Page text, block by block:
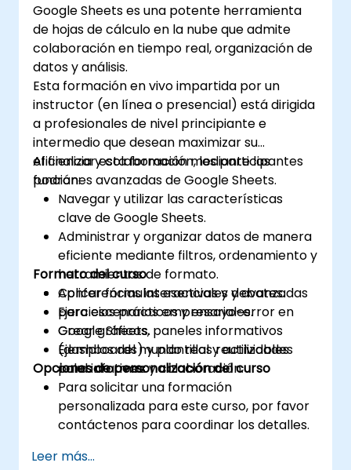
Google Sheets es una potente herramienta
de hojas de cálculo en la nube que admite
colaboración en tiempo real, organización de
datos y análisis.
Esta formación en vivo impartida por un
instructor (en línea o presencial) está dirigida
a profesionales de nivel principiante e
intermedio que desean maximizar su
eficiencia y colaboración mediante las
funciones avanzadas de Google Sheets.
Al finalizar esta formación, los participantes
podrán:
Navegar y utilizar las características
clave de Google Sheets.
Administrar y organizar datos de manera
eficiente mediante filtros, ordenamiento y
herramientas de formato.
Aplicar fórmulas esenciales y avanzadas
para escenarios empresariales.
Crear gráficos, paneles informativos
(dashboards) y plantillas reutilizables
para informes y colaboración.
Formato del curso
Conferencias interactivas y debates.
Ejercicios prácticos y ensayo-error en
Google Sheets.
Ejemplos del mundo real y actividades
colaborativas.
Opciones de personalización del curso
Para solicitar una formación
personalizada para este curso, por favor
contáctenos para coordinar los detalles.
Leer más...